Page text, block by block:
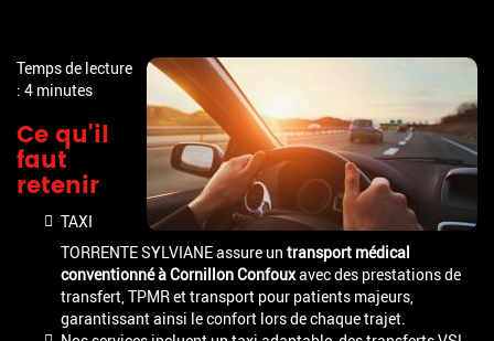
Temps de lecture
: 4 minutes
Ce qu'il
faut
retenir
TAXI
TORRENTE SYLVIANE assure un transport médical
conventionné à Cornillon Confouxavec des prestations de
transfert, TPMR et transport pour patients majeurs,
garantissant ainsi le confort lors de chaque trajet.